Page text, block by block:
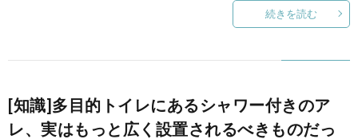
続きを読む
[知識]多目的トイレにあるシャワー付きのア
レ、実はもっと広く設置されるべきものだっ